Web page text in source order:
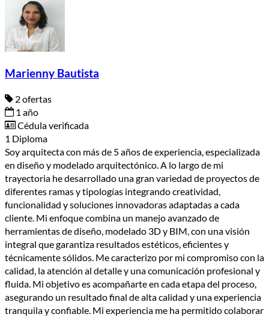
Marienny Bautista
2 ofertas
1 año
Cédula verificada
1 Diploma
Soy arquitecta con más de 5 años de experiencia, especializada
en diseño y modelado arquitectónico. A lo largo de mi
trayectoria he desarrollado una gran variedad de proyectos de
diferentes ramas y tipologías integrando creatividad,
funcionalidad y soluciones innovadoras adaptadas a cada
cliente. Mi enfoque combina un manejo avanzado de
herramientas de diseño, modelado 3D y BIM, con una visión
integral que garantiza resultados estéticos, eficientes y
técnicamente sólidos. Me caracterizo por mi compromiso con la
calidad, la atención al detalle y una comunicación profesional y
fluida. Mi objetivo es acompañarte en cada etapa del proceso,
asegurando un resultado final de alta calidad y una experiencia
tranquila y confiable. Mi experiencia me ha permitido colaborar